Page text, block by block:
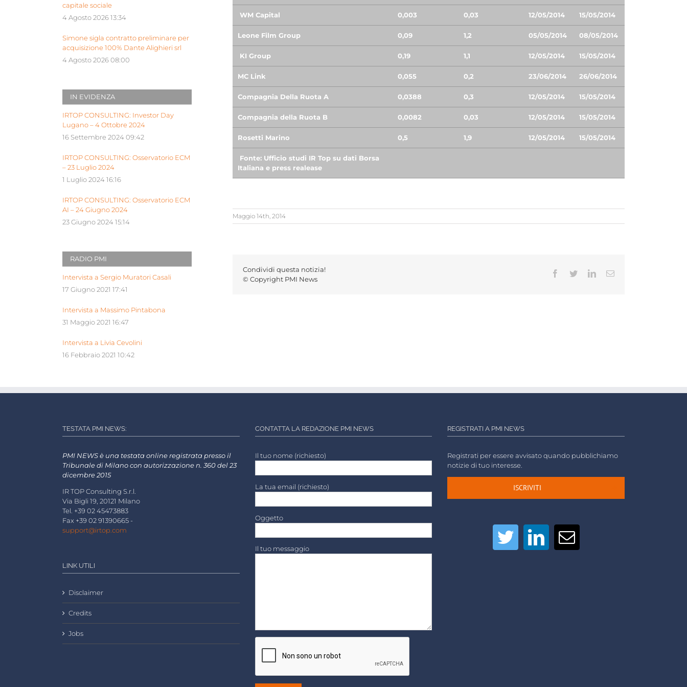
WM Capital 0,003 0,03 12/05/2014 15/05/2014
Leone Film Group 0,09 1,2 05/05/2014 08/05/2014
KI Group 0,19 1,1 12/05/2014 15/05/2014
MC Link 0,055 0,2 23/06/2014 26/06/2014
Compagnia Della Ruota A 0,0388 0,3 12/05/2014 15/05/2014
Compagnia della Ruota B 0,0082 0,03 12/05/2014 15/05/2014
Rosetti Marino 0,5 1,9 12/05/2014 15/05/2014
Fonte: Ufficio studi IR Top su dati Borsa
Italiana e press realease
Maggio 14th, 2014
Condividi questa notizia!
© Copyright PMI News
Facebook
TwitterLinkedInEmail
capitale sociale
4 Agosto 2026 13:34
Simone sigla contratto preliminare per
acquisizione 100% Dante Alighieri srl
4 Agosto 2026 08:00
IN EVIDENZA
IRTOP CONSULTING: Investor Day
Lugano – 4 Ottobre 2024
16 Settembre 2024 09:42
IRTOP CONSULTING: Osservatorio ECM
– 23 Luglio 2024
1 Luglio 2024 16:16
IRTOP CONSULTING: Osservatorio ECM
AI – 24 Giugno 2024
23 Giugno 2024 15:14
RADIO PMI
Intervista a Sergio Muratori Casali
17 Giugno 2021 17:41
Intervista a Massimo Pintabona
31 Maggio 2021 16:47
Intervista a Livia Cevolini
16 Febbraio 2021 10:42
TESTATA PMI NEWS:
PMI NEWS è una testata online registrata presso il
Tribunale di Milano con autorizzazione n. 360 del 23
dicembre 2015
IR TOP Consulting S.r.l.
Via Bigli 19, 20121 Milano
Tel. +39 02 45473883
Fax +39 02 91390665 -
support@irtop.com
LINK UTILI
Disclaimer
Credits
Jobs
CONTATTA LA REDAZIONE PMI NEWS
Il tuo nome (richiesto)
La tua email (richiesto)
Oggetto
Il tuo messaggio
REGISTRATI A PMI NEWS
Registrati per essere avvisato quando pubblichiamo
notizie di tuo interesse.
ISCRIVITI